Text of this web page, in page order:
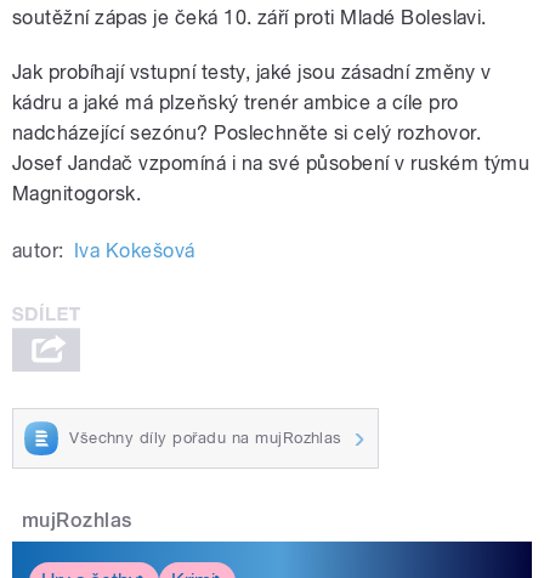
soutěžní zápas je čeká 10. září proti Mladé Boleslavi.
Jak probíhají vstupní testy, jaké jsou zásadní změny v
kádru a jaké má plzeňský trenér ambice a cíle pro
nadcházející sezónu? Poslechněte si celý rozhovor.
Josef Jandač vzpomíná i na své působení v ruském týmu
Magnitogorsk.
autor: Iva Kokešová
Všechny díly pořadu na mujRozhlas
mujRozhlas